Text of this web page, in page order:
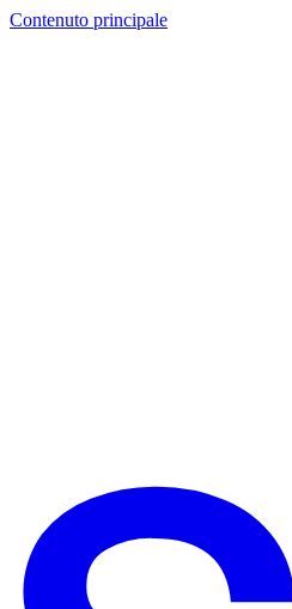
Contenuto principale